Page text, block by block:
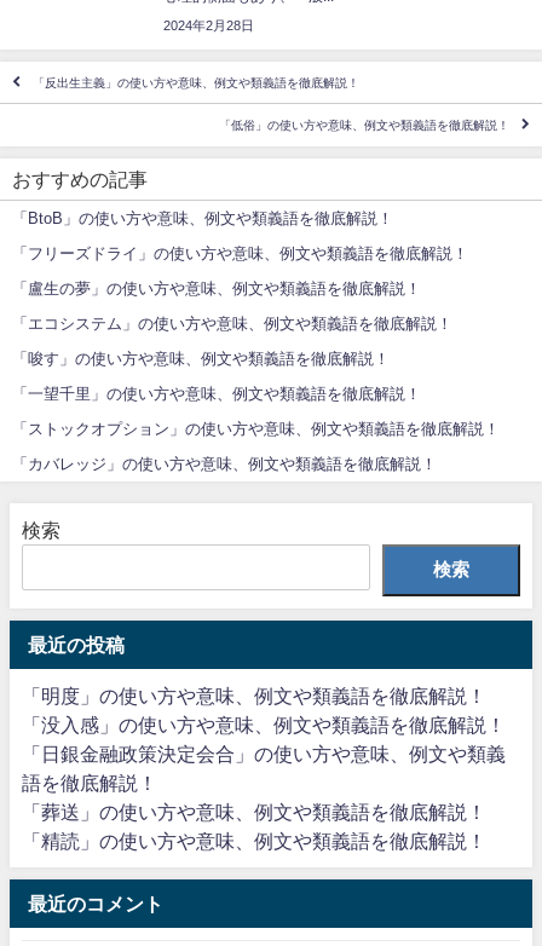
2024年2月28日
「反出生主義」の使い方や意味、例文や類義語を徹底解説！
「低俗」の使い方や意味、例文や類義語を徹底解説！
おすすめの記事
「BtoB」の使い方や意味、例文や類義語を徹底解説！
「フリーズドライ」の使い方や意味、例文や類義語を徹底解説！
「盧生の夢」の使い方や意味、例文や類義語を徹底解説！
「エコシステム」の使い方や意味、例文や類義語を徹底解説！
「唆す」の使い方や意味、例文や類義語を徹底解説！
「一望千里」の使い方や意味、例文や類義語を徹底解説！
「ストックオプション」の使い方や意味、例文や類義語を徹底解説！
「カバレッジ」の使い方や意味、例文や類義語を徹底解説！
検索
検索
最近の投稿
「明度」の使い方や意味、例文や類義語を徹底解説！
「没入感」の使い方や意味、例文や類義語を徹底解説！
「日銀金融政策決定会合」の使い方や意味、例文や類義
語を徹底解説！
「葬送」の使い方や意味、例文や類義語を徹底解説！
「精読」の使い方や意味、例文や類義語を徹底解説！
最近のコメント